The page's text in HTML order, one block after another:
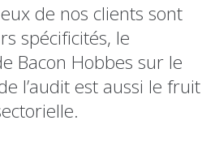
de nos clients sont
spécificités, le
Bacon Hobbes sur le
l’audit est aussi le fruit